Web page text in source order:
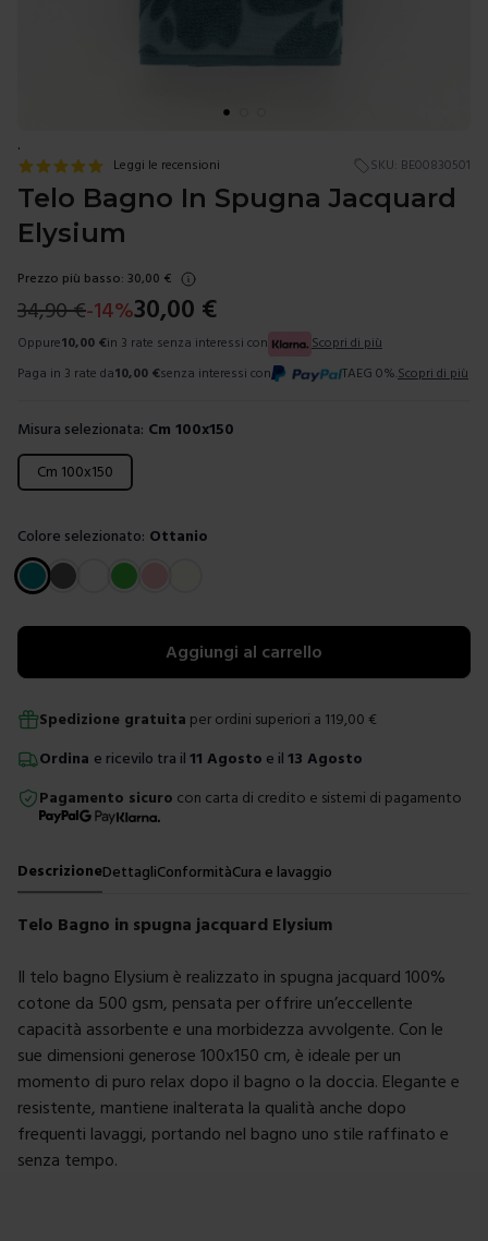
.
Leggi le recensioni SKU: BE00830501
Telo Bagno In Spugna Jacquard
Elysium
Prezzo più basso: 30,00 €
34,90€-14%30,00 €
Oppure10,00 €in 3 rate senza interessi con
Scopri di più
Paga in 3 rate da10,00 €senza interessi con TAEG 0%. Scopri di più
Misura selezionata: Cm 100x150
Scegli una misura
Cm 100x150
Colore selezionato: Ottanio
Scegli un colore
Aggiungi al carrello
Spedizione gratuita per ordini superiori a 119,00 €
Ordina e ricevilo tra il 11 Agosto e il 13 Agosto
Pagamento sicuro con carta di credito e sistemi di pagamento
DescrizioneDettagliConformitàCura e lavaggio
Telo Bagno in spugna jacquard Elysium
Il telo bagno Elysium è realizzato in spugna jacquard 100%
cotone da 500 gsm, pensata per offrire un’eccellente
capacità assorbente e una morbidezza avvolgente. Con le
sue dimensioni generose 100x150 cm, è ideale per un
momento di puro relax dopo il bagno o la doccia. Elegante e
resistente, mantiene inalterata la qualità anche dopo
frequenti lavaggi, portando nel bagno uno stile raffinato e
senza tempo.